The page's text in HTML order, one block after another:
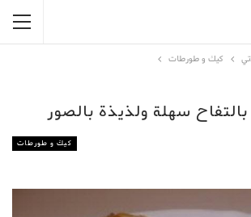
كيك و طورطات
سهلة ولذيذة بالصور
كيك و طورطات